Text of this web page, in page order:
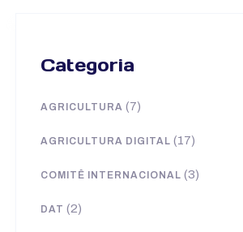
Categoria
AGRICULTURA (7)
AGRICULTURA DIGITAL (17)
COMITÊ INTERNACIONAL (3)
DAT (2)